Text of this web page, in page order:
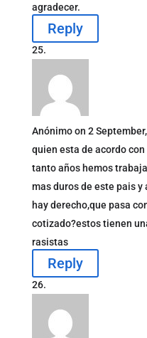
agradecer.
Reply
Anónimo on 2
quien esta de acordo
tanto años hemos
mas duros de este pais
hay derecho,que pasa
cotizado?estos tienen
rasistas
Reply